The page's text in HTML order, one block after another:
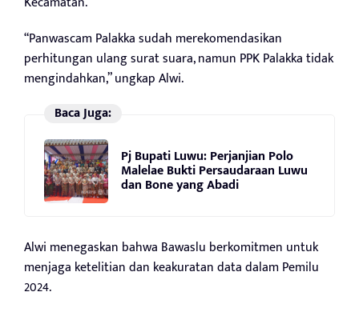
“Panwascam Palakka sudah merekomendasikan
perhitungan ulang surat suara, namun PPK Palakka tidak
mengindahkan,” ungkap Alwi.
Baca Juga:
Pj Bupati Luwu: Perjanjian Polo
Malelae Bukti Persaudaraan Luwu
dan Bone yang Abadi
Alwi menegaskan bahwa Bawaslu berkomitmen untuk
menjaga ketelitian dan keakuratan data dalam Pemilu
2024.